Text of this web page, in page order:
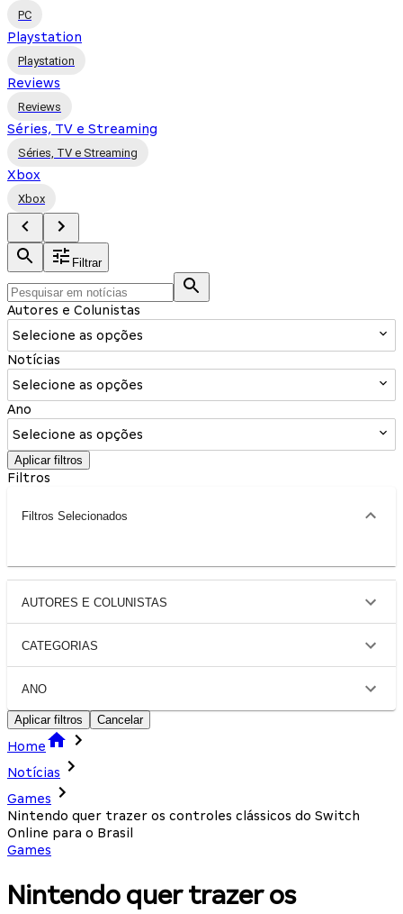
PC
Playstation
Playstation
Reviews
Reviews
Séries, TV e Streaming
Séries, TV e Streaming
Xbox
Xbox
Filtrar
Autores e Colunistas
Selecione as opções
Notícias
Selecione as opções
Ano
Selecione as opções
Aplicar filtros
Filtros
Filtros Selecionados
AUTORES E COLUNISTAS
CATEGORIAS
ANO
Aplicar filtros Cancelar
Home
Notícias
Games
Nintendo quer trazer os controles clássicos do Switch
Online para o Brasil
Games
Nintendo quer trazer os